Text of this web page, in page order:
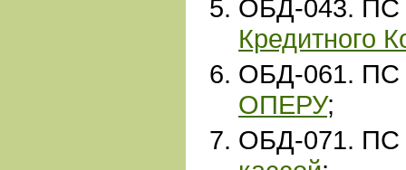
ОБД-043. ПС
Кредитного
ОБД-061. ПС
ОПЕРУ;
ОБД-071. ПС